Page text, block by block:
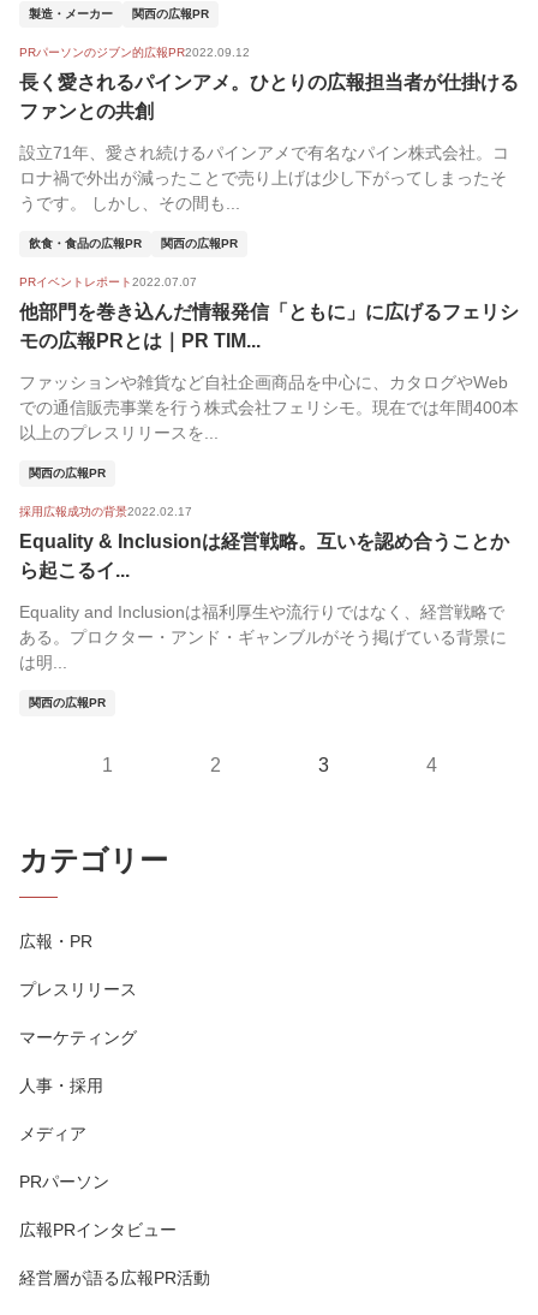
製造・メーカー 関西の広報PR
PRパーソンのジブン的広報PR2022.09.12
長く愛されるパインアメ。ひとりの広報担当者が仕掛ける
ファンとの共創
設立71年、愛され続けるパインアメで有名なパイン株式会社。コ
ロナ禍で外出が減ったことで売り上げは少し下がってしまったそ
うです。 しかし、その間も...
飲食・食品の広報PR 関西の広報PR
PRイベントレポート2022.07.07
他部門を巻き込んだ情報発信「ともに」に広げるフェリシ
モの広報PRとは｜PR TIM...
ファッションや雑貨など自社企画商品を中心に、カタログやWeb
での通信販売事業を行う株式会社フェリシモ。現在では年間400本
以上のプレスリリースを...
関西の広報PR
採用広報成功の背景2022.02.17
Equality & Inclusionは経営戦略。互いを認め合うことか
ら起こるイ...
Equality and Inclusionは福利厚生や流行りではなく、経営戦略で
ある。プロクター・アンド・ギャンブルがそう掲げている背景に
は明...
関西の広報PR
1 2 3 4
カテゴリー
広報・PR
プレスリリース
マーケティング
人事・採用
メディア
PRパーソン
広報PRインタビュー
経営層が語る広報PR活動